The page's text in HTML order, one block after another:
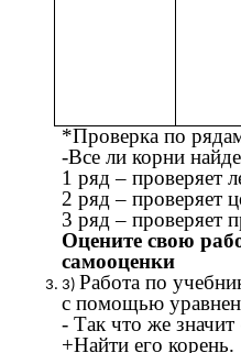
*Проверка по
-Все ли корни
1 ряд – проверяет
2 ряд – проверяет
3 ряд – проверяет
Оцените свою
самооценки
Работа по
с помощью
- Так что же
+Найти его корень.